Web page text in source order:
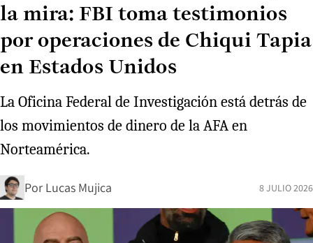
la mira: FBI toma testimonios
por operaciones de Chiqui Tapia
en Estados Unidos
La Oficina Federal de Investigación está detrás de
los movimientos de dinero de la AFA en
Norteamérica.
Por Lucas Mujica 8 JULIO 2026